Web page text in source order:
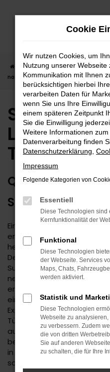
Zum
Startseite Tübingen Suzuki
nach Tübingen
Suzuki
Tübingen
QUALITÄT MIT
SUZUKI
Ein Suzuki Neuwagen
erstklassigen Ruf. Einer der
herausragenden Qualität
Design kann sich sehen
Suzuki Neuwagen durch
neugierige Blicke sicher.
erwartet Sie und wird Ihnen
einem überaus günstigen
Experten für Suzuki
Tübingen und Umgebung
auf Erfahrung, exzellentes
besondere
in der zweiten Generation.
sowohl persönlich als auch
Cookie
Wir nutzen Cookies, um
Nutzung unserer
Kommunikation mit Ihnen
berücksichtigen hierbei
verarbeiten Daten für
wenn Sie uns Ihre
einem späteren Zeitpunkt
Sie die Einwilligung
Weitere Informationen
Datenverarbeitung finden
Datenschutzerklärung
Impressum
Folgende Kategorien von
Essentiell
Diese Technologien sind
Kernfunktionalität der
Funktional
Diese Technologien
der Webseite. Services
Maps, Chats,
werden aktiviert.
Statistik und
Diese Technologien
Webseite zu
zu verbessern. Zudem
die von dritten
Sie auf anderen
zu schalten, die für Ihre